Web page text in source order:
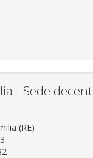
- Sede
(RE)